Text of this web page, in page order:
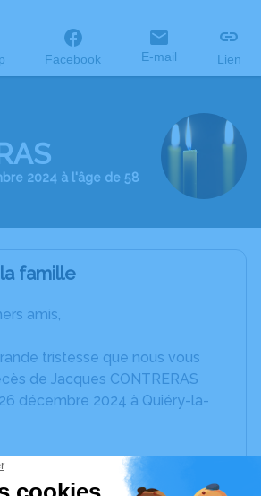
Facebook E-mail Lien
2024 à l'âge de 58
famille
amis,
tristesse que nous vous
de Jacques CONTRERAS
décembre 2024 à Quiéry-la-
à utiliser cet espace pour
partager des photos